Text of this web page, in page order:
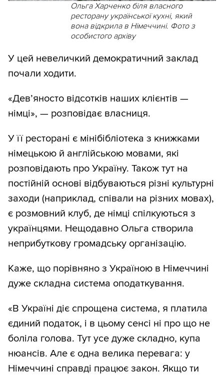
Ольга Харченко біля власного
ресторану української кухні, який
вона відкрила в Німеччині. Фото з
особистого архіву
У цей невеличкий демократичний заклад
почали ходити.
«Дев’яносто відсотків наших клієнтів —
німці», — розповідає власниця.
У її ресторані є мінібібліотека з книжками
німецькою й англійською мовами, які
розповідають про Україну. Також тут на
постійній основі відбуваються різні культурні
заходи (наприклад, співали на різних мовах),
є розмовний клуб, де німці спілкуються з
українцями. Нещодавно Ольга створила
неприбуткову громадську організацію.
Каже, що порівняно з Україною в Німеччині
дуже складна система оподаткування.
«В Україні діє спрощена система, я платила
єдиний податок, і в цьому сенсі ні про що не
боліла голова. Тут усе дуже складно, купа
нюансів. Але є одна велика перевага: у
Німеччині справді працює закон. Якщо ти